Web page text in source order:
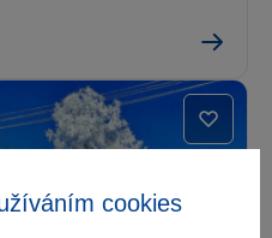
cookies